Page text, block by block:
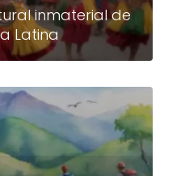
inmaterial de
Latina